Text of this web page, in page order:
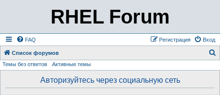
RHEL Forum
FAQ Вход
Регистрация
Список форумов
Темы без ответов Активные темы
Авторизуйтесь через социальную сеть